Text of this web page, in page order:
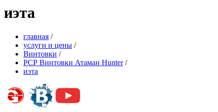
иэта
главная /
услуги и цены /
Винтовки /
РСР Винтовки Атаман Hunter /
иэта